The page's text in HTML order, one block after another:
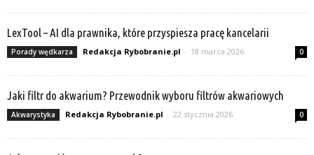
LexTool – AI dla prawnika, które przyspiesza pracę kancelarii
Porady wędkarza Redakcja Rybobranie.pl - 18 marca 2026 0
Jaki filtr do akwarium? Przewodnik wyboru filtrów akwariowych
Akwarystyka Redakcja Rybobranie.pl - 22 stycznia 2026 0